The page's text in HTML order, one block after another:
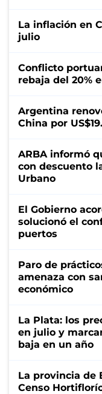
La inflación en
julio
Conflicto
rebaja del 20%
Argentina
China por
ARBA informó
con descuento
Urbano
El Gobierno
solucionó el
puertos
Paro de
amenaza con
económico
La Plata: los
en julio y
baja en un año
La provincia de
Censo